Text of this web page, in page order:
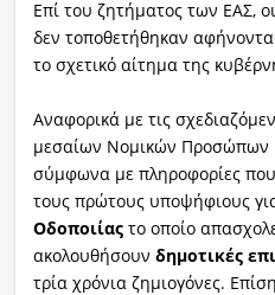
Επί του ζητήματος των ΕΑΣ,
δεν τοποθετήθηκαν
το σχετικό αίτημα της
Αναφορικά με τις
μεσαίων Νομικών Προσώπων
σύμφωνα με πληροφορίες
τους πρώτους υποψήφιους
Oδοποιίαςτο οποίο
ακολουθήσουν δημοτικές
τρία χρόνια ζημιογόνες.